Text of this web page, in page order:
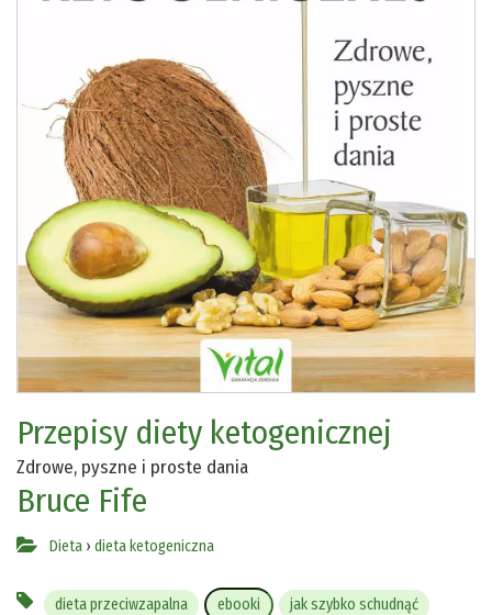
Przepisy diety ketogenicznej
Zdrowe, pyszne i proste dania
Bruce Fife
Dieta › dieta ketogeniczna
dieta przeciwzapalna ebooki jak szybko schudnąć